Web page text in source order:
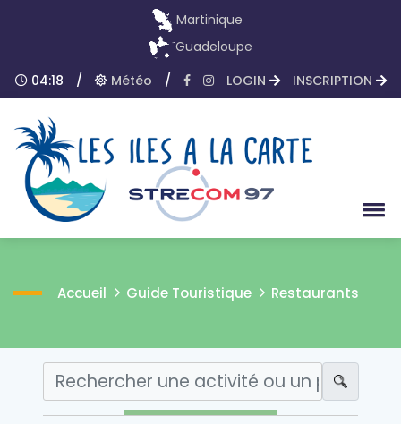
Martinique
Guadeloupe
04:18
/ Météo / LOGIN INSCRIPTION
Accueil Guide Touristique Restaurants